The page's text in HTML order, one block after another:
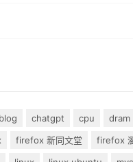
blog chatgpt cpu
dram
firefox 新同文堂
firefox